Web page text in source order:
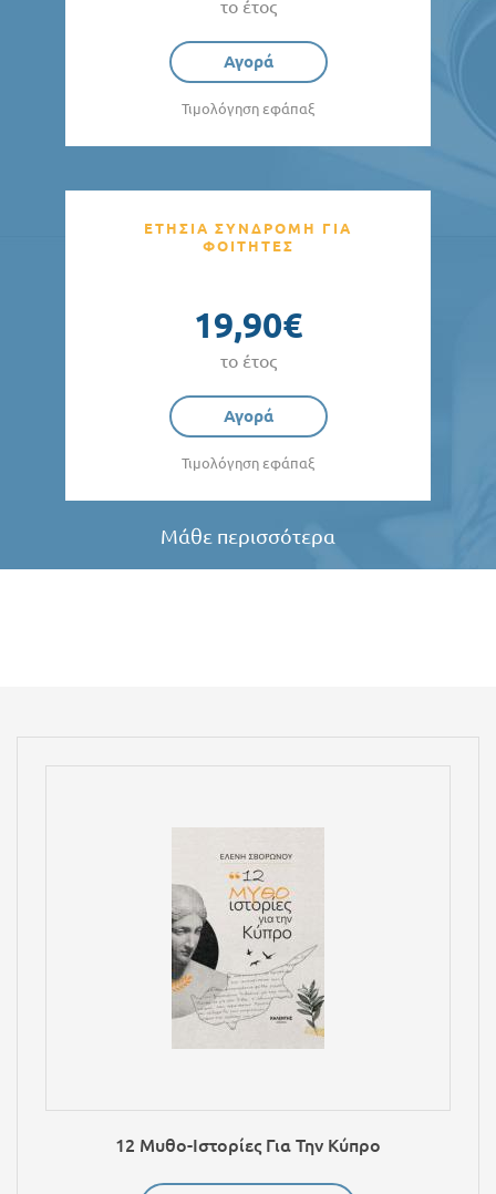
το έτος
Αγορά
Τιμολόγηση εφάπαξ
ΕΤΗΣΙΑ ΣΥΝΔΡΟΜΗ ΓΙΑ
ΦΟΙΤΗΤΕΣ
19,90€
το έτος
Αγορά
Τιμολόγηση εφάπαξ
Μάθε περισσότερα
12 Μυθο-Ιστορίες Για Την Κύπρο